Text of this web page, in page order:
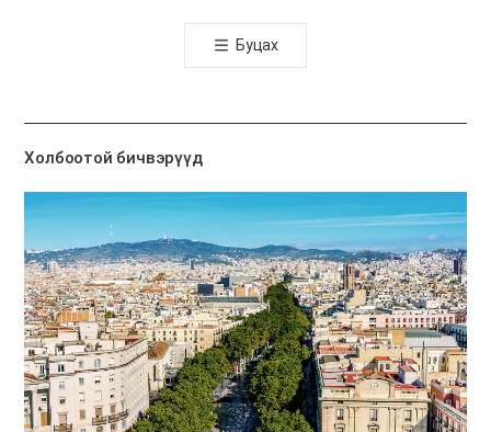
톡
공
기
Буцах
Холбоотой бичвэрүүд